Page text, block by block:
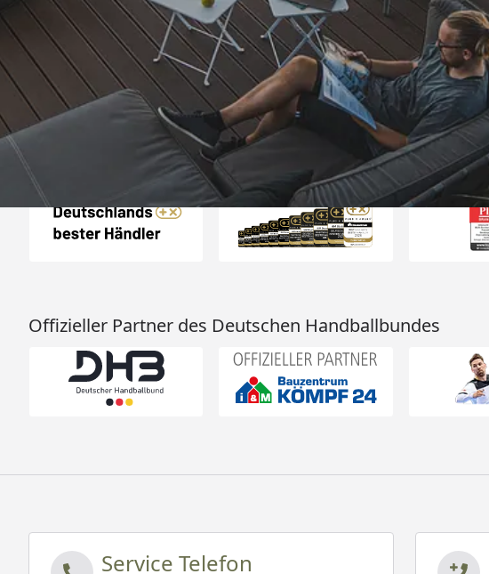
4,81/ 5
25.958 Bewertungen
„- Retouren Bearbeitung wurde
umgehend erledigt“
04.08.2026
Auszeichnungen
Offizieller Partner des Deutschen Handballbundes
Service Telefon